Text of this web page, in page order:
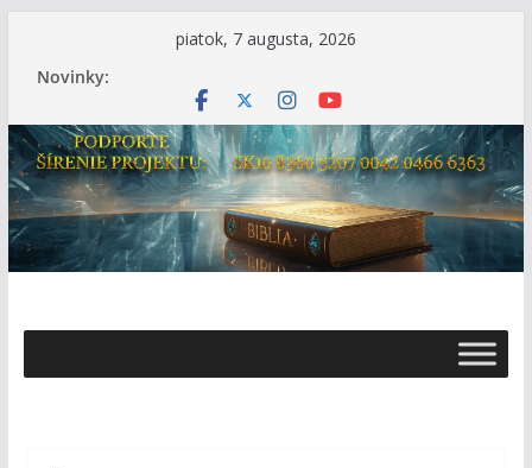
piatok, 7 augusta, 2026
Novinky: